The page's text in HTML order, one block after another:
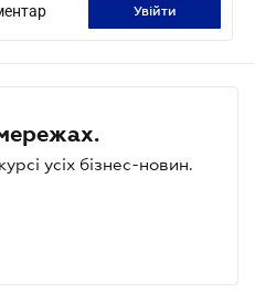
увійти
усіх бізнес-новин.